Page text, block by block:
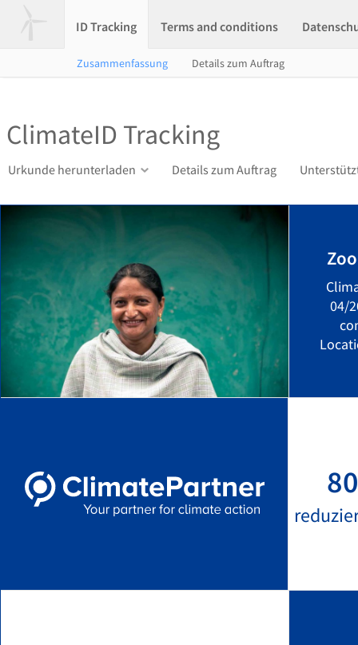
ID Tracking Terms and conditions
Zusammenfassung Details zum Auftrag
ClimateID Tracking
Urkunde herunterladen Details zum Auftrag
04/